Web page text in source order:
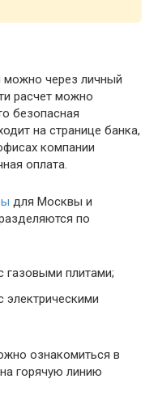
можно через личный
расчет можно
безопасная
на странице банка,
компании
оплата.
для Москвы и
по
газовыми плитами;
электрическими
ознакомиться в
горячую линию